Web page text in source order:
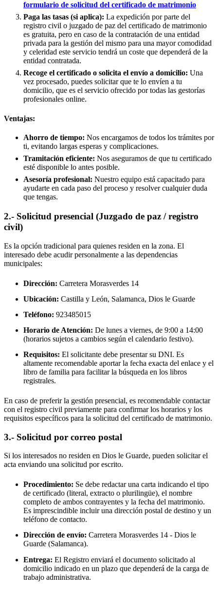
formulario de solicitud del certificado de matrimonio
Paga las tasas (si aplica): La expedición por parte del
registro civil o juzgado de paz del certificado de matrimonio
es gratuita, pero en caso de la contratación de una entidad
privada para la gestión del mismo para una mayor comodidad
y celeridad este servicio tendrá un coste que dependerá de la
entidad contratada.
Recoge el certificado o solicita el envío a domicilio: Una
vez procesado, puedes solicitar que te lo envíen a tu
domicilio, que es el servicio ofrecido por todas las gestorías
profesionales online.
Ventajas:
Ahorro de tiempo: Nos encargamos de todos los trámites por
ti, evitando largas esperas y complicaciones.
Tramitación eficiente: Nos aseguramos de que tu certificado
esté disponible lo antes posible.
Asesoría profesional: Nuestro equipo está capacitado para
ayudarte en cada paso del proceso y resolver cualquier duda
que tengas.
2.- Solicitud presencial (Juzgado de paz / registro
civil)
Es la opción tradicional para quienes residen en la zona. El
interesado debe acudir personalmente a las dependencias
municipales:
Dirección: Carretera Morasverdes 14
Ubicación: Castilla y León, Salamanca, Dios le Guarde
Teléfono: 923485015
Horario de Atención: De lunes a viernes, de 9:00 a 14:00
(horarios sujetos a cambios según el calendario festivo).
Requisitos: El solicitante debe presentar su DNI. Es
altamente recomendable aportar la fecha exacta del enlace y el
libro de familia para facilitar la búsqueda en los libros
registrales.
En caso de preferir la gestión presencial, es recomendable contactar
con el registro civil previamente para confirmar los horarios y los
requisitos específicos para la solicitud del certificado de matrimonio.
3.- Solicitud por correo postal
Si los interesados no residen en Dios le Guarde, pueden solicitar el
acta enviando una solicitud por escrito.
Procedimiento: Se debe redactar una carta indicando el tipo
de certificado (literal, extracto o plurilingüe), el nombre
completo de ambos contrayentes y la fecha del matrimonio.
Es imprescindible incluir una dirección postal de destino y un
teléfono de contacto.
Dirección de envío: Carretera Morasverdes 14 - Dios le
Guarde (Salamanca).
Entrega: El Registro enviará el documento solicitado al
domicilio indicado en un plazo que dependerá de la carga de
trabajo administrativa.